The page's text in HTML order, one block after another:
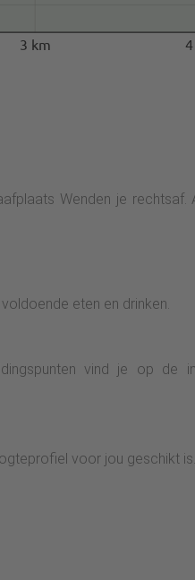
3 km
Wenden je
eten en drinken.
vind je op
voor jou geschikt is.